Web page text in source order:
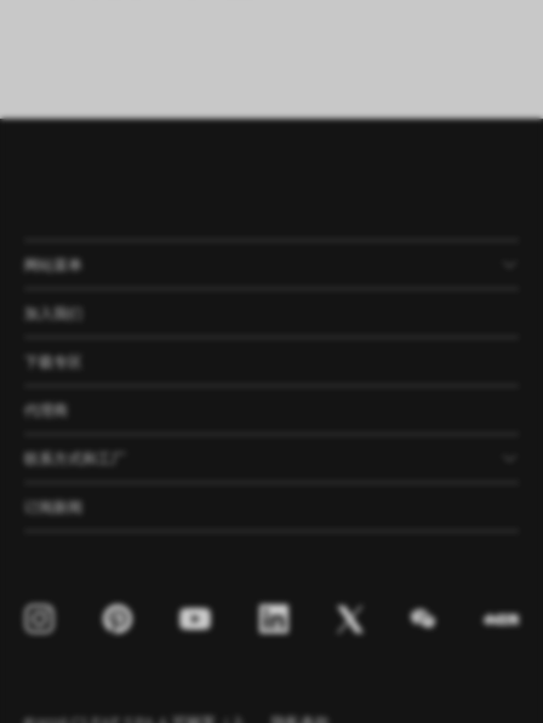
网站菜单
产品
公司
资讯
案例
加入我们
代理商
联系方式和工厂
订阅新闻